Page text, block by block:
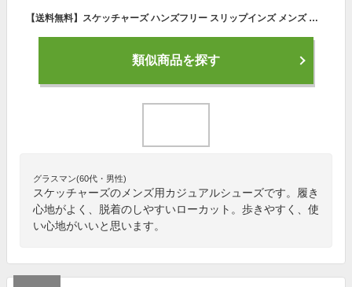
【送料無料】スケッチャーズ ハンズフリー スリップインズ メンズ スニーカー 靴 ゴーウォークフレックス-ノーハンズ 216491 スリッポン ブラック/グレー 黒 メモリーフォーム マシンウォッシャブル ローカット カジュアルシューズ SKECHERS 【あす楽】 evid
類似商品を探す
グラスマン(60代・男性)
スケッチャーズのメンズ用カジュアルシューズです。履き
心地がよく、脱着のしやすいローカット。歩きやすく、使
い心地がいいと思います。